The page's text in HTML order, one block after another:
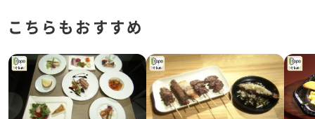
こちらもおすすめ